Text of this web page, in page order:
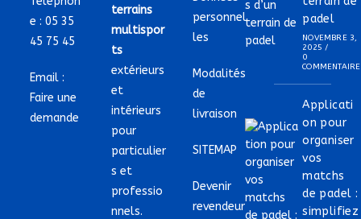
e :05 35
45 75 45
Email :
Faire une
demande
terrains
multispor
ts
extérieurs
et
intérieurs
pour
particulier
s et
professio
nnels.
personnel
les
Modalités
de
livraison
SITEMAP
Devenir
revendeur
padel
NOVEMBRE 3,
2025 /
0
COMMENTAIRE
Applicati
on pour
organiser
vos
matchs
de padel :
simplifiez